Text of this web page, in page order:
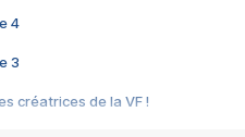
4
3
créatrices de la VF !